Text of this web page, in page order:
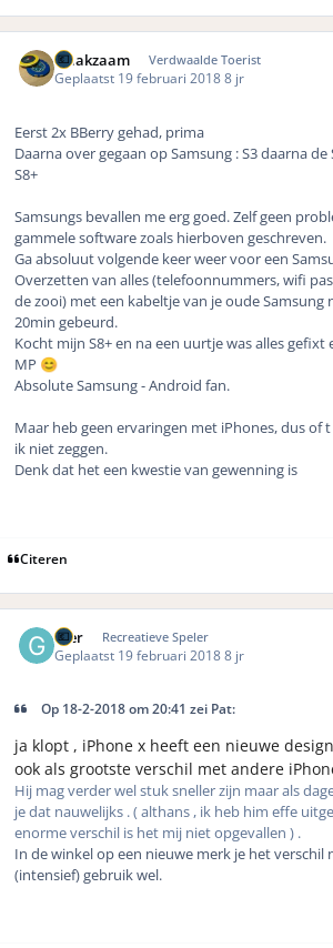
waakzaam Verdwaalde Toerist
Geplaatst 19 februari 20188 jr
Eerst 2x BBerry gehad, prima
Daarna over gegaan op Samsung : S3 daarna
S8+
Samsungs bevallen me erg goed. Zelf geen
gammele software zoals hierboven geschreven.
Ga absoluut volgende keer weer voor een
Overzetten van alles (telefoonnummers, wifi
de zooi) met een kabeltje van je oude Samsung
20min gebeurd.
Kocht mijn S8+ en na een uurtje was alles gefixt
MP 😊
Absolute Samsung - Android fan.
Maar heb geen ervaringen met iPhones, dus of
ik niet zeggen.
Denk dat het een kwestie van gewenning is
Citeren
Gier Recreatieve Speler
Geplaatst 19 februari 20188 jr
Op 18-2-2018 om 20:41 zei Pat:
ja klopt , iPhone x heeft een nieuwe
ook als grootste verschil met andere
Hij mag verder wel stuk sneller zijn maar als
je dat nauwelijks . ( althans , ik heb him effe
enorme verschil is het mij niet opgevallen ) .
In de winkel op een nieuwe merk je het verschil
(intensief) gebruik wel.